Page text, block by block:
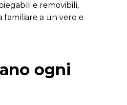
e removibili,
familiare a un vero e
ogni